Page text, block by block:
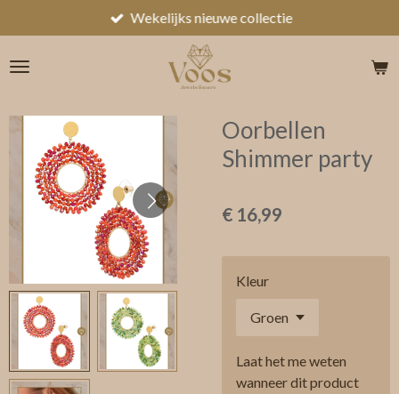
direct
naar
Wekelijks nieuwe collectie
Oorbellen
Shimmer party
€ 16,99
Kleur
Laat het me weten
wanneer dit product